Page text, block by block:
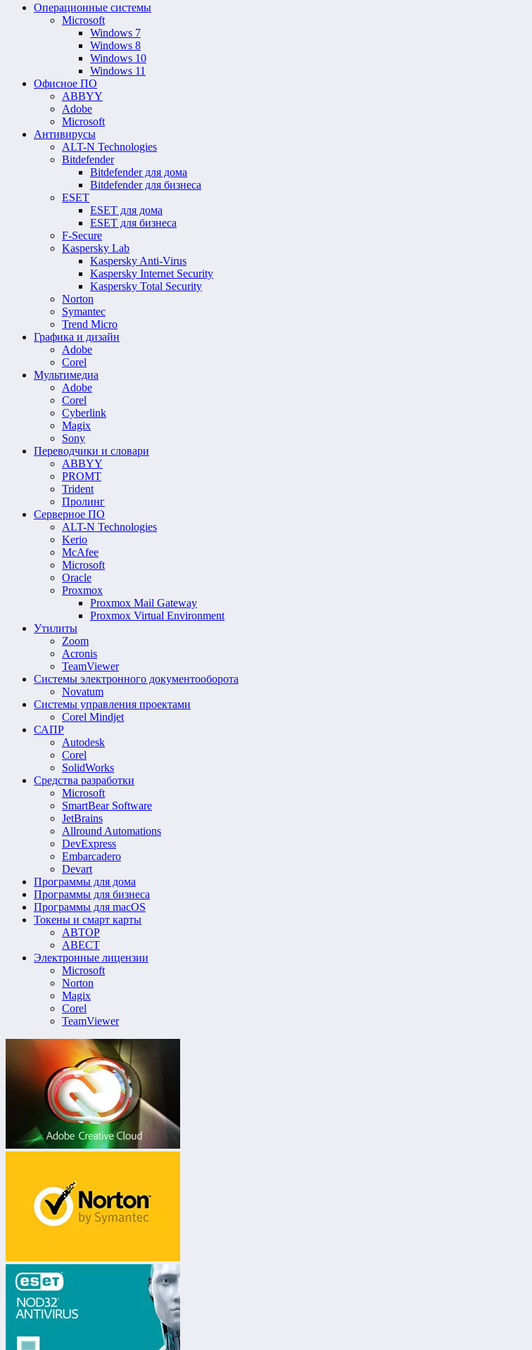
Операционные системы
Microsoft
Windows 7
Windows 8
Windows 10
Windows 11
Офисное ПО
ABBYY
Adobe
Microsoft
Антивирусы
ALT-N Technologies
Bitdefender
Bitdefender для дома
Bitdefender для бизнеса
ESET
ESET для дома
ESET для бизнеса
F-Secure
Kaspersky Lab
Kaspersky Anti-Virus
Kaspersky Internet Security
Kaspersky Total Security
Norton
Symantec
Trend Micro
Графика и дизайн
Adobe
Corel
Мультимедиа
Adobe
Corel
Cyberlink
Magix
Sony
Переводчики и словари
ABBYY
PROMT
Trident
Пролинг
Серверное ПО
ALT-N Technologies
Kerio
McAfee
Microsoft
Oracle
Proxmox
Proxmox Mail Gateway
Proxmox Virtual Environment
Утилиты
Zoom
Acronis
TeamViewer
Системы электронного документооборота
Novatum
Системы управления проектами
Corel Mindjet
САПР
Autodesk
Corel
SolidWorks
Средства разработки
Microsoft
SmartBear Software
JetBrains
Allround Automations
DevExpress
Embarcadero
Devart
Программы для дома
Программы для бизнеса
Программы для macOS
Токены и смарт карты
АВТОР
АВЕСТ
Электронные лицензии
Microsoft
Norton
Magix
Corel
TeamViewer